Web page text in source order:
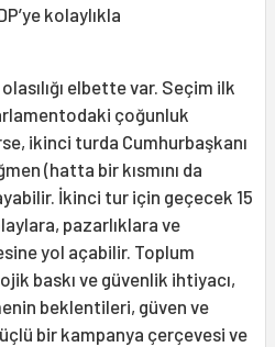
kolaylıkla
elbette var. Seçim ilk
çoğunluk
ikinci turda Cumhurbaşkanı
(hatta bir kısmını da
İkinci tur için geçecek 15
pazarlıklara ve
yol açabilir. Toplum
baskı ve güvenlik ihtiyacı,
beklentileri, güven ve
bir kampanya çerçevesi ve